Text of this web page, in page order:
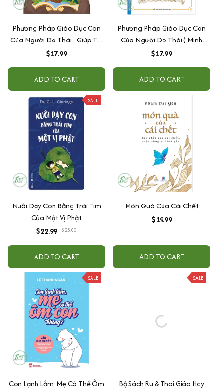
Phương Pháp Giáo Dục Con
Của Người Do Thái - Giúp Trẻ
Tự Tin Bước Vào Cuộc Sống (
$17.99
ADD TO CART
Phương Pháp Giáo Dục Con
Của Người Do Thái ( Minh
Thắng )
$17.99
ADD TO CART
SALE
Nuôi Dạy Con Bằng Trái Tim
Của Một Vị Phật
$22.99 $25.00
ADD TO CART
Món Quà Của Cái Chết
$19.99
ADD TO CART
SALE
Con Lạnh Lắm, Mẹ Có Thể Ôm
SALE
Bộ Sách Ru & Thai Giáo Hay